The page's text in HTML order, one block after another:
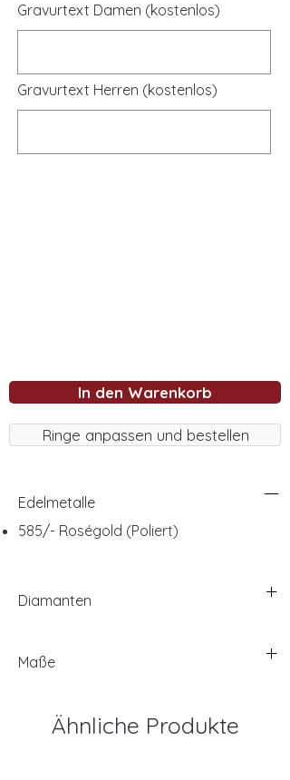
Gravurtext Damen (kostenlos)
Gravurtext Herren (kostenlos)
In den Warenkorb
Ringe anpassen und bestellen
Edelmetalle
585/- Roségold (Poliert)
Diamanten
Maße
Ähnliche Produkte